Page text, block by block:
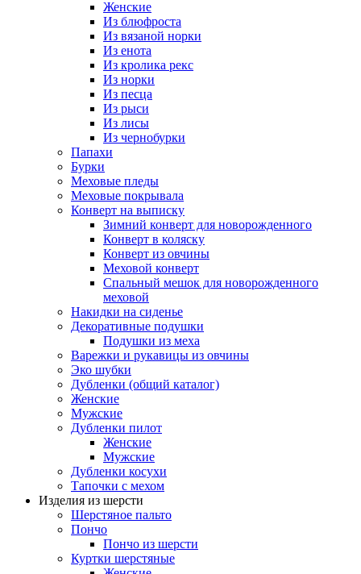
Женские
Из блюфроста
Из вязаной норки
Из енота
Из кролика рекс
Из норки
Из песца
Из рыси
Из лисы
Из чернобурки
Папахи
Бурки
Меховые пледы
Меховые покрывала
Конверт на выписку
Зимний конверт для новорожденного
Конверт в коляску
Конверт из овчины
Меховой конверт
Спальный мешок для новорожденного
меховой
Накидки на сиденье
Декоративные подушки
Подушки из меха
Варежки и рукавицы из овчины
Эко шубки
Дубленки (общий каталог)
Женские
Мужские
Дубленки пилот
Женские
Мужские
Дубленки косухи
Тапочки с мехом
Изделия из шерсти
Шерстяное пальто
Пончо
Пончо из шерсти
Куртки шерстяные